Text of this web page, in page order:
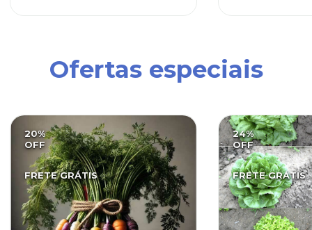
Ofertas especiais
20%
OFF
FRETE GRÁTIS
24%
OFF
FRETE GRÁTIS